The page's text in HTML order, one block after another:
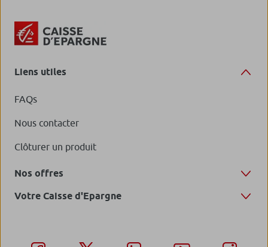
Liens utiles
FAQs
Nous contacter
Clôturer un produit
Nos offres
Votre Caisse d'Epargne